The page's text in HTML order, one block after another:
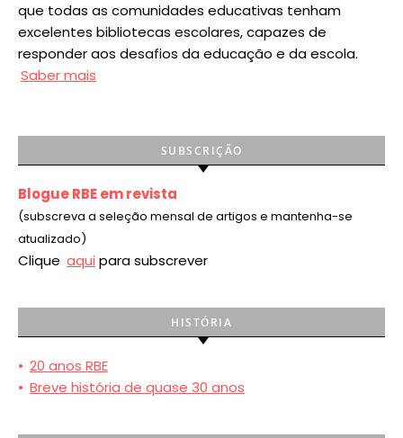
que todas as comunidades educativas tenham
excelentes bibliotecas escolares, capazes de
responder aos desafios da educação e da escola.
Saber mais
SUBSCRIÇÃO
Blogue RBE em revista
(subscreva a seleção mensal de artigos e mantenha-se
atualizado)
Clique aqui para subscrever
HISTÓRIA
• 20 anos RBE
• Breve história de quase 30 anos